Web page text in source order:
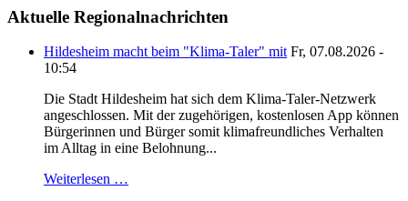
Aktuelle Regionalnachrichten
Hildesheim macht beim "Klima-Taler" mit Fr, 07.08.2026 -
10:54
Die Stadt Hildesheim hat sich dem Klima-Taler-Netzwerk
angeschlossen. Mit der zugehörigen, kostenlosen App können
Bürgerinnen und Bürger somit klimafreundliches Verhalten
im Alltag in eine Belohnung...
Weiterlesen …